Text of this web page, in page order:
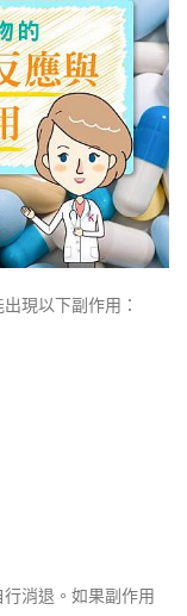
現以下副作用：
消退。如果副作用